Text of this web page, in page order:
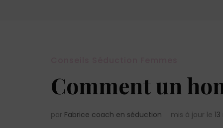
Comment un
par Fabrice coach en séduction mis à jour le